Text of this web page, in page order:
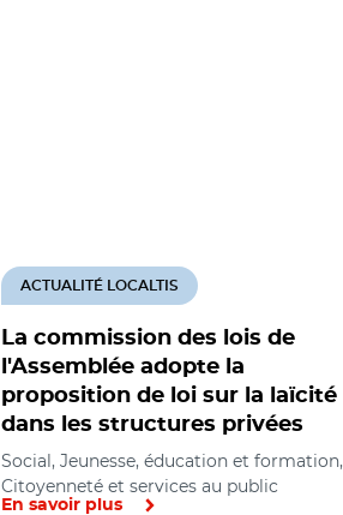
La commission des lois de
l'Assemblée adopte la
proposition de loi sur la laïcité
dans les structures privées
ACTUALITÉ LOCALTIS
Social, Jeunesse, éducation et formation,
Citoyenneté et services au public
En savoir plus